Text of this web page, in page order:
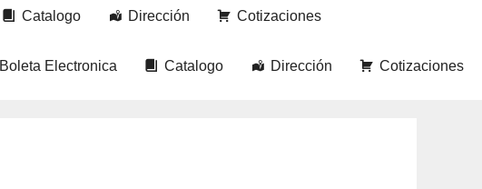
Catalogo Dirección Cotizaciones
Boleta Electronica Catalogo Dirección Cotizaciones